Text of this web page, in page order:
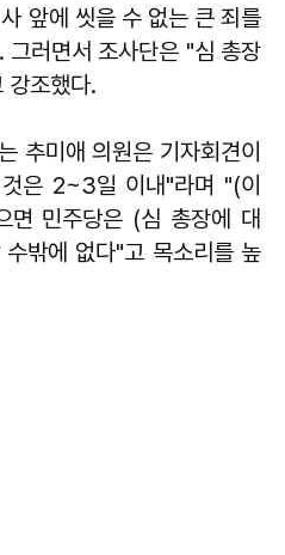
앞에 씻을 수 없는 큰 죄를
그러면서 조사단은 "심 총장
강조했다.
추미애 의원은 기자회견이
은 2~3일 이내"라며 "(이
면 민주당은 (심 총장에 대
밖에 없다"고 목소리를 높